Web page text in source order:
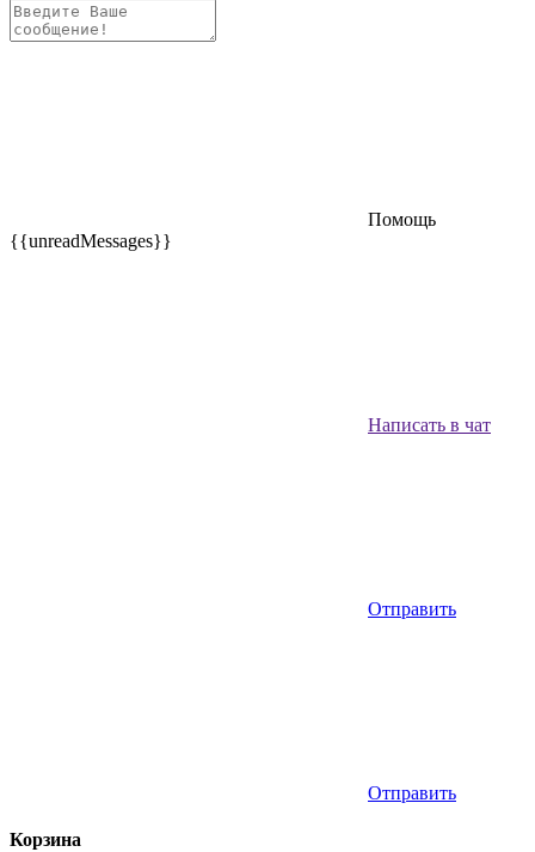
Помощь
{{unreadMessages}}
Написать в чат
Отправить
Отправить
Корзина